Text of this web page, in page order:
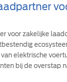
voor zakelijke
elektrische
bij de overstap